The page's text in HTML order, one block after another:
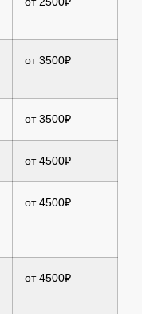
от 3500₽
от 3500₽
от 4500₽
от 4500₽
от 4500₽